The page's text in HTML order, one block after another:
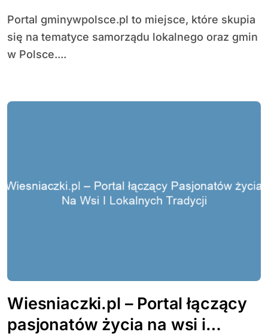
Portal gminywpolsce.pl to miejsce, które skupia
się na tematyce samorządu lokalnego oraz gmin
w Polsce....
Wiesniaczki.pl – Portal łączący
pasjonatów życia na wsi i